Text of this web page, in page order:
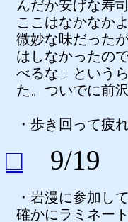
んだか安げな寿
ここはなかなか
微妙な味だった
はしなかったの
べるな」という
た。ついでに前
・歩き回って疲
□ 9/19
・岩漫に参加し
確かにラミネー